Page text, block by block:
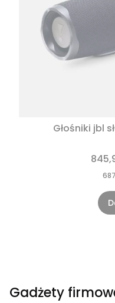
Głośniki jbl
Gadżety